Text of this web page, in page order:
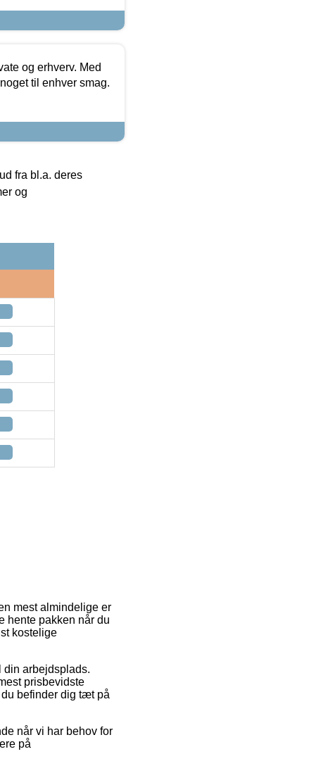
og erhverv. Med
til enhver smag.
fra bl.a. deres
og
mest almindelige er
hente pakken når du
kostelige
din arbejdsplads.
prisbevidste
befinder dig tæt på
når vi har behov for
på